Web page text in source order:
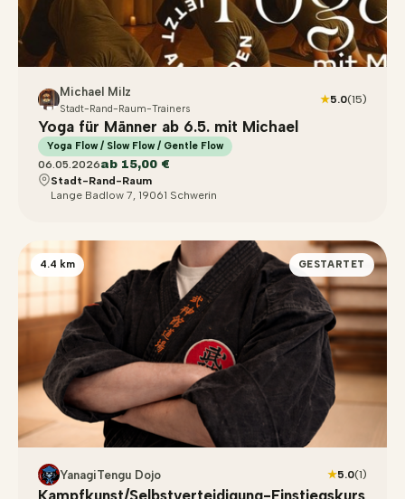
Michael Milz
Stadt-Rand-Raum-Trainers
★5.0(15)
Yoga für Männer ab 6.5. mit Michael
Yoga Flow / Slow Flow / Gentle Flow
06.05.2026ab 15,00 €
Stadt-Rand-Raum
Lange Badlow 7, 19061 Schwerin
4.4 km GESTARTET
YanagiTengu Dojo ★5.0(1)
Kampfkunst/Selbstverteidigung-Einstiegskurs